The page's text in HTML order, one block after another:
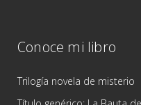
Conoce mi libro
Trilogía novela de misterio